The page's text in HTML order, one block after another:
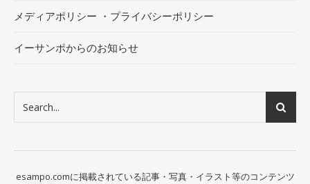
メディアポリシー ・プライバシーポリシー
イーサンポからのお知らせ
esampo.comに掲載されている記事・写真・イラスト等のコンテンツ